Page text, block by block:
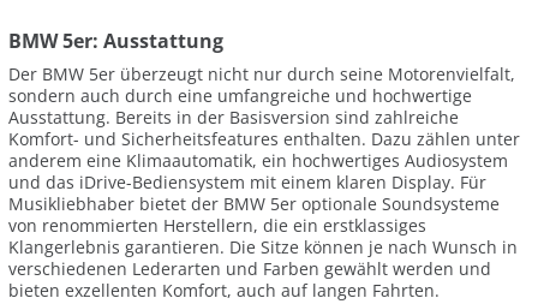
BMW 5er: Ausstattung
Der BMW 5er überzeugt nicht nur durch seine Motorenvielfalt,
sondern auch durch eine umfangreiche und hochwertige
Ausstattung. Bereits in der Basisversion sind zahlreiche
Komfort- und Sicherheitsfeatures enthalten. Dazu zählen unter
anderem eine Klimaautomatik, ein hochwertiges Audiosystem
und das iDrive-Bediensystem mit einem klaren Display. Für
Musikliebhaber bietet der BMW 5er optionale Soundsysteme
von renommierten Herstellern, die ein erstklassiges
Klangerlebnis garantieren. Die Sitze können je nach Wunsch in
verschiedenen Lederarten und Farben gewählt werden und
bieten exzellenten Komfort, auch auf langen Fahrten.